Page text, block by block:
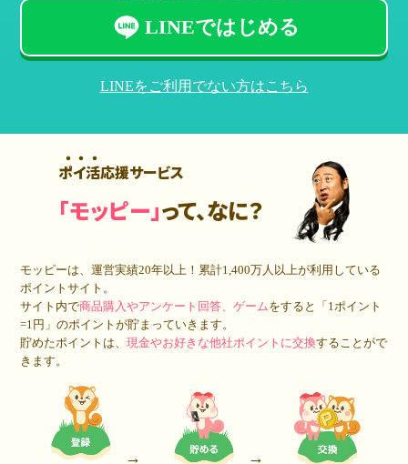
LINEではじめる
LINEをご利用でない方はこちら
ポイ活応援サービス
「モッピー」って、なに？
モッピーは、運営実績20年以上！累計1,400万人 以上が利用している
ポイントサイト。
サイト内で商品購入やアンケート回答、ゲームをすると「1ポイント
=1円」のポイントが貯まっていきます。
貯めたポイントは、現金やお好きな他社ポイントに交換することがで
きます。